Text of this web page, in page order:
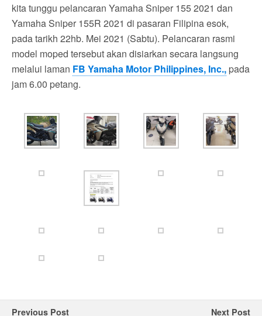
kita tunggu pelancaran Yamaha Sniper 155 2021 dan
Yamaha Sniper 155R 2021 di pasaran Filipina esok,
pada tarikh 22hb. Mei 2021 (Sabtu). Pelancaran rasmi
model moped tersebut akan disiarkan secara langsung
melalui laman FB Yamaha Motor Philippines, Inc., pada
jam 6.00 petang.
Previous Post Next Post